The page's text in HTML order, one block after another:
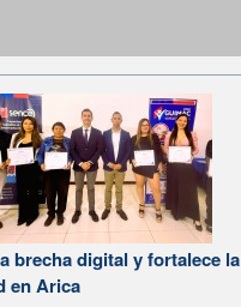
brecha digital y fortalece la
en Arica